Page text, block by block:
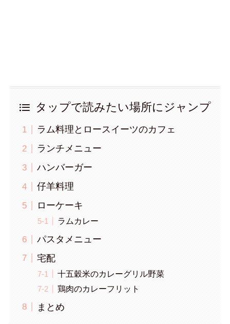
タップで読みたい場所にジャンプ
ラム料理とロースイーツのカフェ
ランチメニュー
ハンバーガー
仔羊料理
ローケーキ
ラムカレー
パスタメニュー
宅配
十五穀米のカレーグリル野菜
鶏肉のカレーフリット
まとめ